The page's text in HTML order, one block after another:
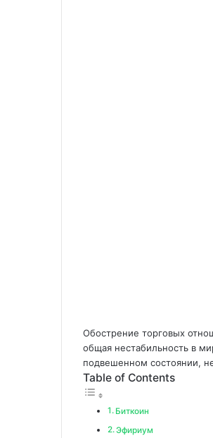
Обострение торговых
общая нестабильность в
подвешенном состоянии,
Table of Contents
Биткоин
Эфириум